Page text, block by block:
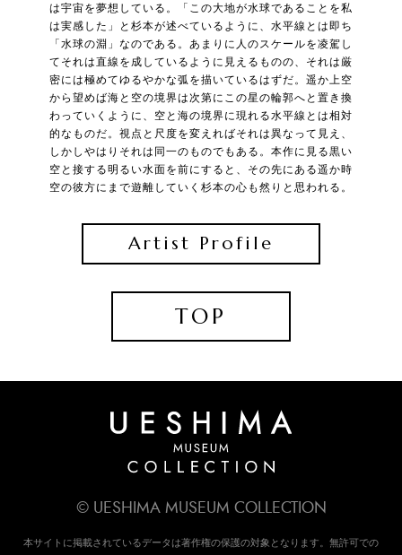
は宇宙を夢想している。「この大地が水球であることを私
は実感した」と杉本が述べているように、水平線とは即ち
「水球の淵」なのである。あまりに人のスケールを凌駕し
てそれは直線を成しているように見えるものの、それは厳
密には極めてゆるやかな弧を描いているはずだ。遥か上空
から望めば海と空の境界は次第にこの星の輪郭へと置き換
わっていくように、空と海の境界に現れる水平線とは相対
的なものだ。視点と尺度を変えればそれは異なって見え、
しかしやはりそれは同一のものでもある。本作に見る黒い
空と接する明るい水面を前にすると、その先にある遥か時
空の彼方にまで遊離していく杉本の心も然りと思われる。
Artist Profile
TOP
© UESHIMA MUSEUM COLLECTION
本サイトに掲載されているデータは著作権の保護の対象となります。無許可での